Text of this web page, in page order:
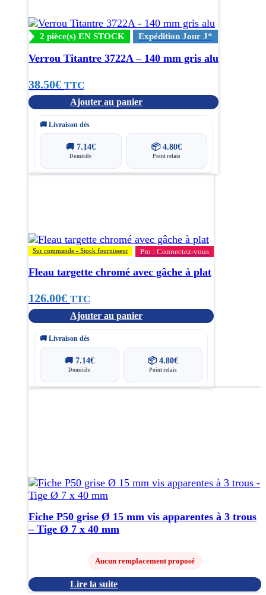
2 pièce(s) EN STOCK Expédition Jour J*
Verrou Titantre 3722A – 140 mm gris alu
38.50€ TTC
Ajouter au panier
🚚 Livraison dès
🚚 7.14€
Domicile
📦 4.80€
Point relais
Sur commande - Stock fournisseur Pro : Connectez-vous
Fleau targette chromé avec gâche à plat
126.00€ TTC
Ajouter au panier
🚚 Livraison dès
🚚 7.14€
Domicile
📦 4.80€
Point relais
Fiche P50 grise Ø 15 mm vis apparentes à 3 trous
– Tige Ø 7 x 40 mm
Aucun remplacement proposé
Lire la suite